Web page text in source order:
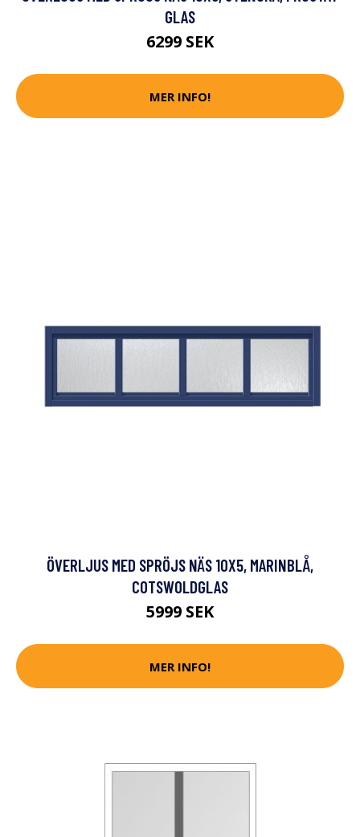
GLAS
6299 SEK
MER INFO!
ÖVERLJUS MED SPRÖJS NÄS 10X5, MARINBLÅ,
COTSWOLDGLAS
5999 SEK
MER INFO!